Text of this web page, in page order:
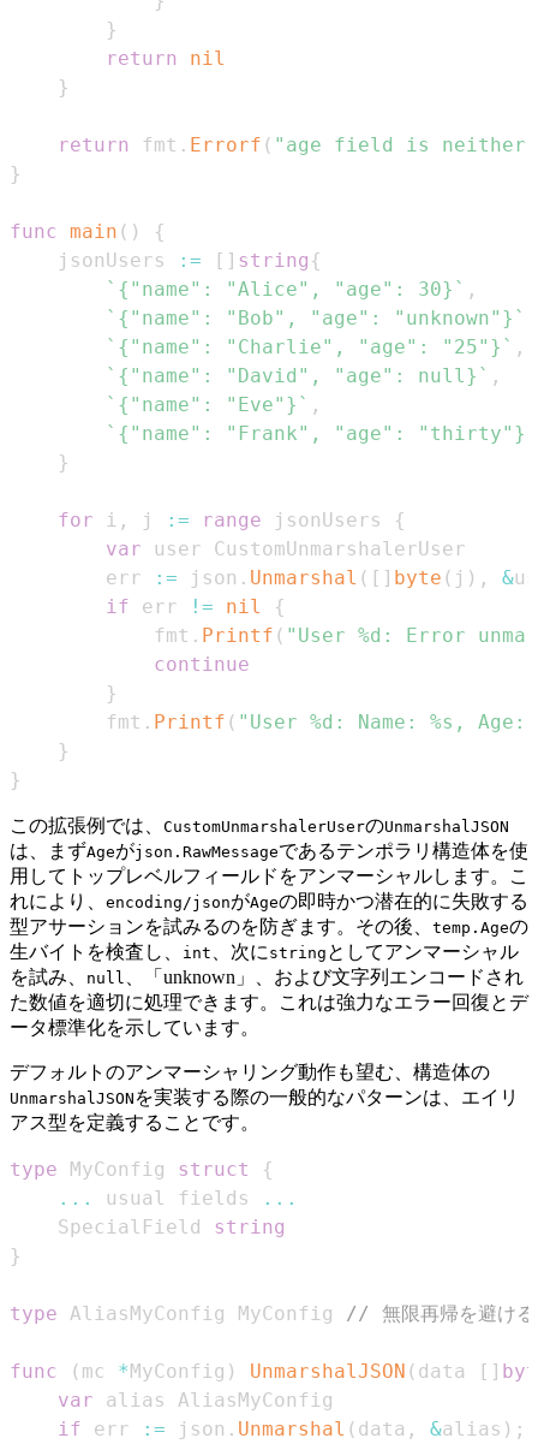
}
return
nil
}
return fmt . Errorf ( "age field is neither
}
func main ( )
{
	jsonUsers
:= [ ] string {
`{"name": "Alice", "age": 30}` ,
`{"name": "Bob", "age": "unknown"}`
`{"name": "Charlie", "age": "25"}` ,
`{"name": "David", "age": null}` ,
`{"name": "Eve"}` ,
`{"name": "Frank", "age": "thirty"}`
}
for i , j := range jsonUsers
{
var
		err
:= json . Unmarshal ( [ ] byte ( j ) , &
if err != nil
{
			fmt
. Printf ( "User %d: Error
continue
}
		fmt
. Printf ( "User %d: Name: %s, Age:
}
}
この拡張例では、 CustomUnmarshalerUserのUnmarshalJSON
は、まずAgeがjson.RawMessageであるテンポラリ構造体を使
用してトップレベルフィールドをアンマーシャルします。こ
れにより、 encoding/jsonがAgeの即時かつ潜在的に失敗する
型アサーションを試みるのを防ぎます。その後、 temp.Ageの
生バイトを検査し、
int 、次に string としてアンマーシャル
を試み、
null
、「unknown」、および文字列エンコードされ
た数値を適切に処理できます。これは強力なエラー回復とデ
ータ標準化を示しています。
デフォルトのアンマーシャリング動作も望む、構造体の
UnmarshalJSON を実装する際の一般的なパターンは、エイリ
アス型を定義することです。
type MyConfig struct
{
...
usual fields
...
    SpecialField
string
}
type AliasMyConfig MyConfig // 無限再帰を避ける
func ( mc *MyConfig ) UnmarshalJSON ( data [ ]
var
if err := json . Unmarshal ( data , &alias ) ;